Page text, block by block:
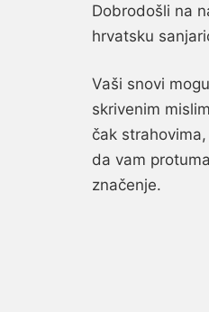
Dobrodošli na
hrvatsku
Vaši snovi
skrivenim
čak
da vam
značenje.